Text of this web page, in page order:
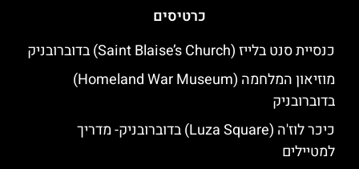
כרטיסים
כנסיית סנט בלייז (Saint Blaise’s Church) בדוברובניק
מוזיאון המלחמה (Homeland War Museum)
בדוברובניק
כיכר לוז'ה (Luza Square) בדוברובניק- מדריך
למטיילים